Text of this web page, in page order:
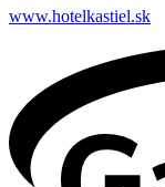
www.hotelkastiel.sk